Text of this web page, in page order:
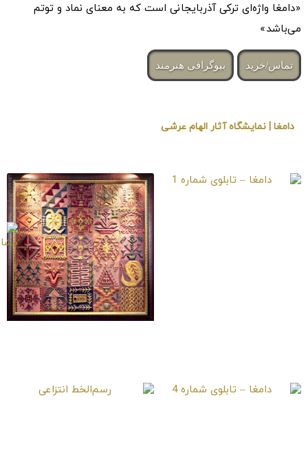
«دامغا واژه‌ای ترکی آذربایجانی است که به معنای نماد و توتم
می‌باشد»
تماس/خرید بیوگرافی هنرمند
دامغا ¦ نمایشگاه آثار الهام عرشی